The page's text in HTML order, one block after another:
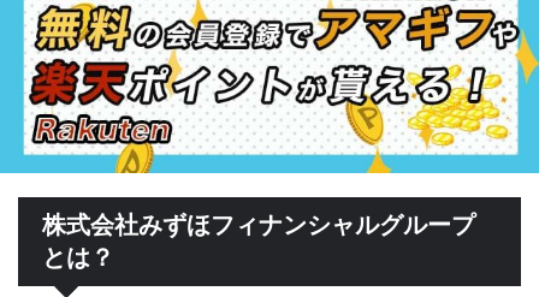
株式会社みずほフィナンシャルグループ
とは？